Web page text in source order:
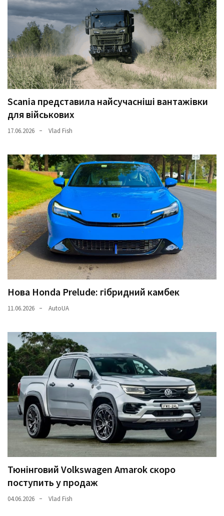
Scania представила найсучасніші вантажівки
для військових
17.06.2026 Vlad Fish
Нова Honda Prelude: гібридний камбек
11.06.2026 AutoUA
Тюнінговий Volkswagen Amarok скоро
поступить у продаж
04.06.2026 Vlad Fish